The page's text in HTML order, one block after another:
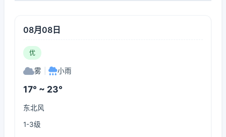
08月08日
优
雾 小雨
17° ~ 23°
东北风
1-3级